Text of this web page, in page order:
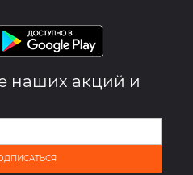
наших акций и